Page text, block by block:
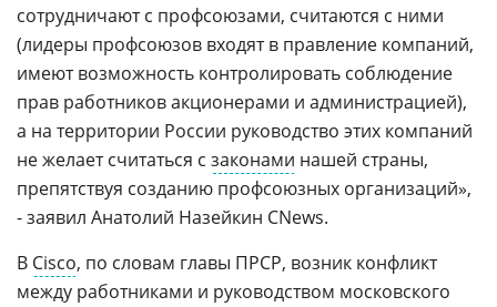
сотрудничают с профсоюзами, считаются с ними
(лидеры профсоюзов входят в правление компаний,
имеют возможность контролировать соблюдение
прав работников акционерами и администрацией),
а на территории России руководство этих компаний
не желает считаться с законами нашей страны,
препятствуя созданию профсоюзных организаций»,
- заявил Анатолий Назейкин CNews.
В Cisco, по словам главы ПРСР, возник конфликт
между работниками и руководством московского